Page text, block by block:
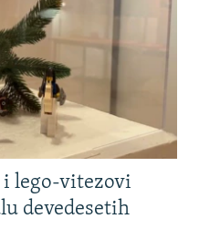
lego-vitezovi
devedesetih